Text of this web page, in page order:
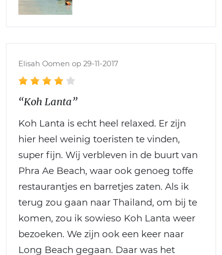
Elisah Oomen op 29-11-2017
“Koh Lanta”
Koh Lanta is echt heel relaxed. Er zijn
hier heel weinig toeristen te vinden,
super fijn. Wij verbleven in de buurt van
Phra Ae Beach, waar ook genoeg toffe
restaurantjes en barretjes zaten. Als ik
terug zou gaan naar Thailand, om bij te
komen, zou ik sowieso Koh Lanta weer
bezoeken. We zijn ook een keer naar
Long Beach gegaan. Daar was het